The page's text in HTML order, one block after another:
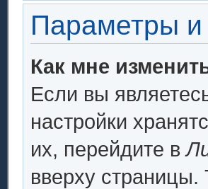
Параметры и
Как мне
Если вы
настройки
их, перейдите в
вверху